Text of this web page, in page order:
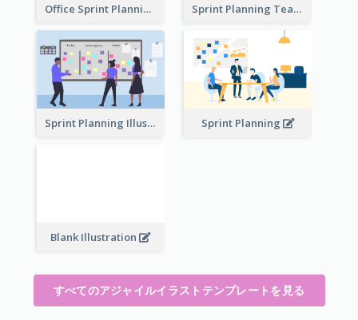
Office Sprint Planning Sprint Planning Team
Sprint Planning Illustration Sprint Planning
Blank Illustration
すべてのアジャイルイラストテンプレートを見る